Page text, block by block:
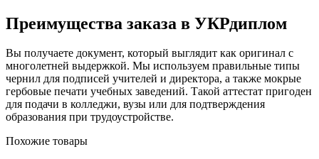
Преимущества заказа в УКРдиплом
Вы получаете документ, который выглядит как оригинал с
многолетней выдержкой. Мы используем правильные типы
чернил для подписей учителей и директора, а также мокрые
гербовые печати учебных заведений. Такой аттестат пригоден
для подачи в колледжи, вузы или для подтверждения
образования при трудоустройстве.
Похожие товары